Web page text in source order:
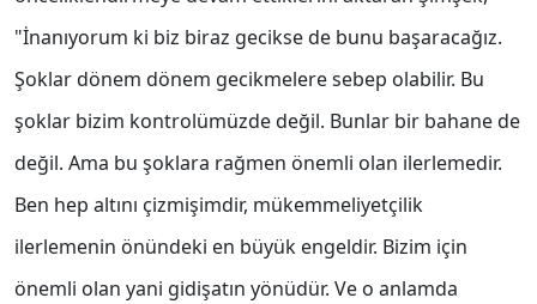
"İnanıyorum ki biz biraz gecikse de bunu başaracağız.
Şoklar dönem dönem gecikmelere sebep olabilir. Bu
şoklar bizim kontrolümüzde değil. Bunlar bir bahane de
değil. Ama bu şoklara rağmen önemli olan ilerlemedir.
Ben hep altını çizmişimdir, mükemmeliyetçilik
ilerlemenin önündeki en büyük engeldir. Bizim için
önemli olan yani gidişatın yönüdür. Ve o anlamda